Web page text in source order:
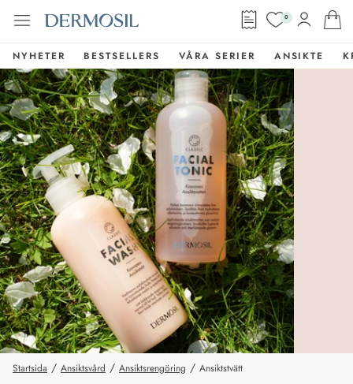
0
NYHETER BESTSELLERS VÅRA SERIER ANSIKTE
Startsida / Ansiktsvård / Ansiktsrengöring / Ansiktstvätt